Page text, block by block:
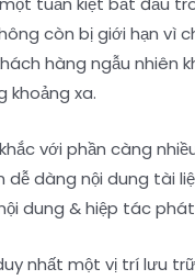
còn bị giới hạn
hàng ngẫu nhiên
khoảng xa.
với phần càng
dàng nội dung tài
dung & hiệp tác
nhất một vị trí lưu